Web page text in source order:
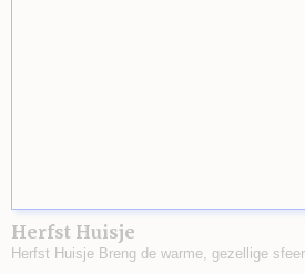
Herfst Huisje
Herfst Huisje Breng de warme, gezellige